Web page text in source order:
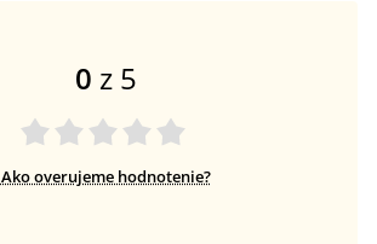
0 z 5
Ako overujeme hodnotenie?